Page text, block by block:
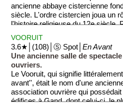
années 1950, l'art contemporain
réalisation de l'œuvre mais au
éphémère, évolutif,
ancienne abbaye cistercienne
siècle. L'ordre cistercien joua un
l'histoire religieuse du 12e siècle.
son autorité spirituelle, il
permit de faire progresser le
mise en valeur des terres. Le
Gand. L'attraction la plus
photographie aérienne géante de
on peut marcher dessus pour
VOORUIT
3.6★│(108)│Ⓢ Spot│En Avant
Une ancienne salle de
ouvriers.
Le Vooruit, qui signifie
avant'', était le nom d'une
association ouvrière qui
édifices à Gand, dont celui-ci, le